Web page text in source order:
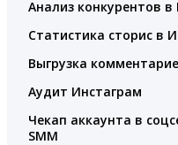
Анализ конкурентов в
Статистика сторис в
Выгрузка
Аудит Инстаграм
Чекап аккаунта в
SMM